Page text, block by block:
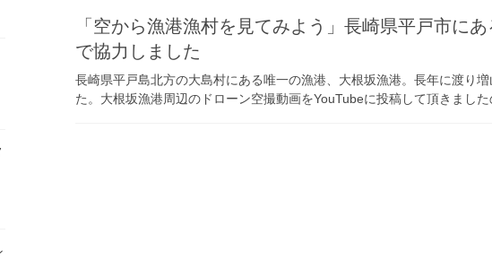
「空から漁港漁村を見てみよう」長崎県平戸市に
で協力しました
長崎県平戸島北方の大島村にある唯一の漁港、大根坂漁港。長年に渡り
た。大根坂漁港周辺のドローン空撮動画をYouTubeに投稿して頂きました